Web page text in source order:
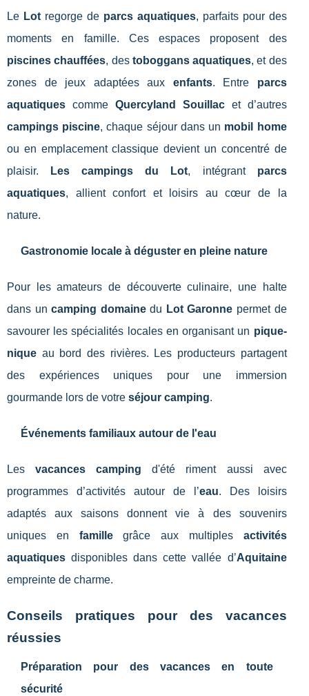
Le Lotregorge de parcs aquatiques, parfaits pour des
moments en famille. Ces espaces proposent des
piscines chauffées, des toboggans aquatiques, et des
zones de jeux adaptées aux enfants. Entre parcs
aquatiques comme Quercyland Souillacet d’autres
campings piscine, chaque séjour dans un mobil home
ou en emplacement classique devient un concentré de
plaisir.
Les campings du Lot, intégrant parcs
aquatiques, allient confort et loisirs au cœur de la
nature.
Gastronomie locale à déguster en pleine nature
Pour les amateurs de découverte culinaire, une halte
dans uncamping domainedu Lot Garonne permet de
savourer les spécialités locales en organisant un pique-
nique au bord des rivières. Les producteurs partagent
des expériences uniques pour une immersion
gourmande lors de votre séjour camping.
Événements familiaux autour de l'eau
Lesvacances camping d'été riment aussi avec
programmes d’activités autour de l’eau. Des loisirs
adaptés aux saisons donnent vie à des souvenirs
uniques en famillegrâce aux multiples activités
aquatiques disponibles dans cette vallée d’Aquitaine
empreinte de charme.
Conseils pratiques pour des vacances
réussies
Préparation pour des vacances en toute
sécurité